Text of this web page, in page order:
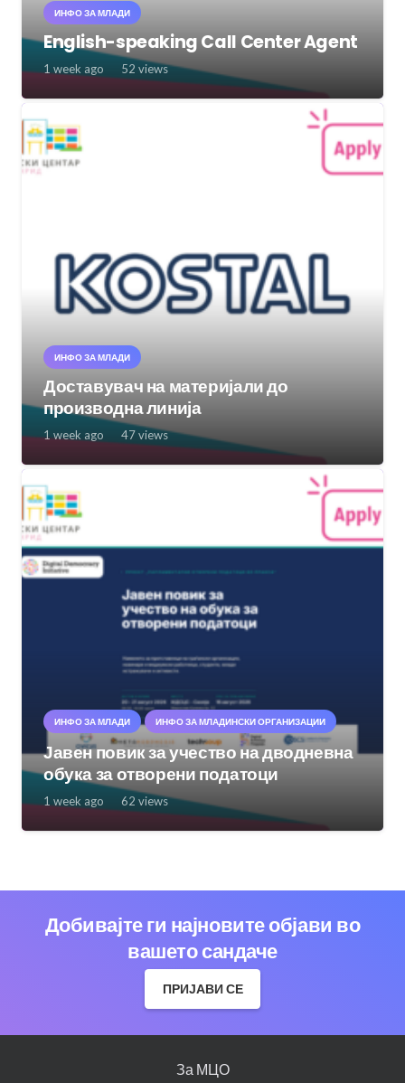
ИНФО ЗА МЛАДИ
English-speaking Call Center Agent
1 week ago 52 views
ИНФО ЗА МЛАДИ
Доставувач на материјали до
производна линија
1 week ago 47views
ИНФО ЗА МЛАДИ ИНФО ЗА МЛАДИНСКИ ОРГАНИЗАЦИИ
Јавен повик за учество на дводневна
обука за отворени податоци
1 week ago 62 views
Добивајте ги најновите објави во
вашето сандаче
ПРИЈАВИ СЕ
За МЦО